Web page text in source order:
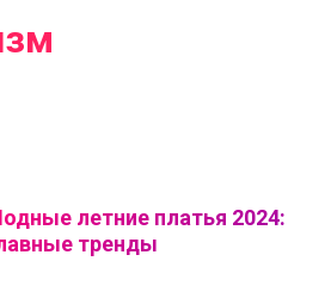
летние платья 2024:
тренды